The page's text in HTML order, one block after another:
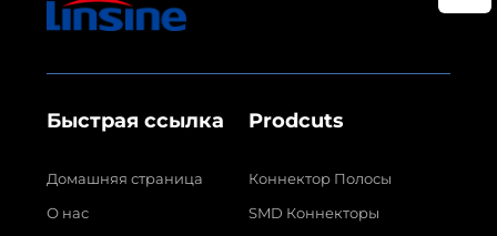
Быстрая ссылка
Домашняя страница
О нас
Prodcuts
Коннектор Полосы
SMD Коннекторы